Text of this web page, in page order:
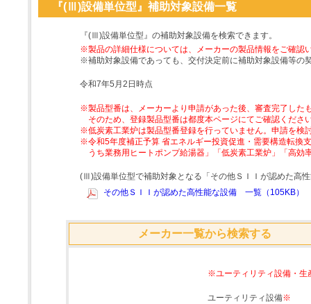
『(Ⅲ)設備単位型』補助対象設備一覧
『(Ⅲ)設備単位型』の補助対象設備を検索できます。
※製品の詳細仕様については、メーカーの製品情報をご確認
※補助対象設備であっても、交付決定前に補助対象設備等の
令和7年5月2日時点
※製品型番は、メーカーより申請があった後、審査完了した
そのため、登録製品型番は都度本ページにてご確認くださ
※低炭素工業炉は製品型番登録を行っていません。申請を検
※令和5年度補正予算 省エネルギー投資促進・需要構造転換
うち業務用ヒートポンプ給湯器」「低炭素工業炉」「高
(Ⅲ)設備単位型で補助対象となる「その他ＳＩＩが認めた高
その他ＳＩＩが認めた高性能な設備 一覧（105KB）
メーカー一覧から検索する
※ユーティリティ設備・生
ユーティリティ設備※